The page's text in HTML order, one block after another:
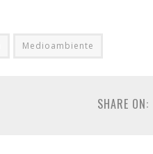
Medioambiente
SHARE ON: